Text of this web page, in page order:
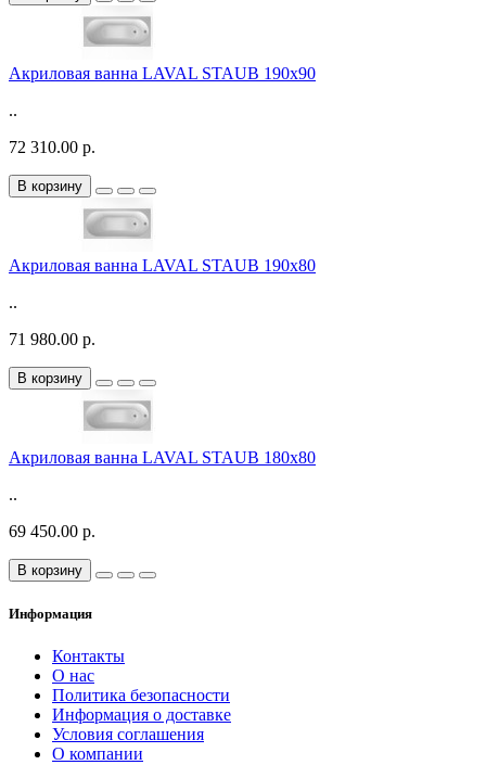
Акриловая ванна LAVAL STAUB 190х90
..
72 310.00 р.
В корзину
Акриловая ванна LAVAL STAUB 190х80
..
71 980.00 р.
В корзину
Акриловая ванна LAVAL STAUB 180х80
..
69 450.00 р.
В корзину
Информация
Контакты
О нас
Политика безопасности
Информация о доставке
Условия соглашения
О компании